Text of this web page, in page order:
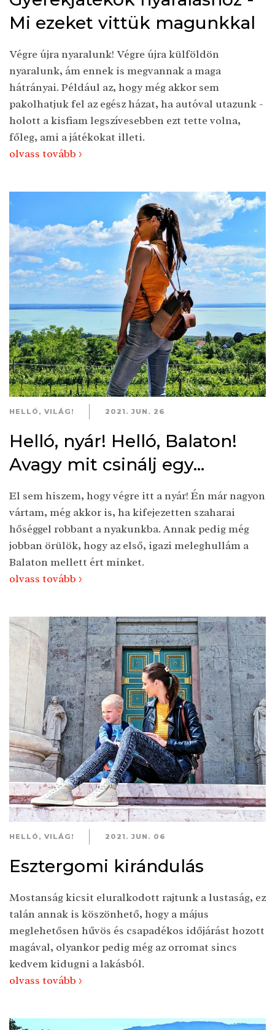
Mi ezeket vittük magunkkal
Végre újra nyaralunk! Végre újra külföldön
nyaralunk, ám ennek is megvannak a maga
hátrányai. Például az, hogy még akkor sem
pakolhatjuk fel az egész házat, ha autóval utazunk -
holott a kisfiam legszívesebben ezt tette volna,
főleg, ami a játékokat illeti.
olvass tovább >
HELLÓ, VILÁG! 2021. JUN. 26
Helló, nyár! Helló, Balaton!
Avagy mit csinálj egy...
El sem hiszem, hogy végre itt a nyár! Én már nagyon
vártam, még akkor is, ha kifejezetten szaharai
hőséggel robbant a nyakunkba. Annak pedig még
jobban örülök, hogy az első, igazi meleghullám a
Balaton mellett ért minket.
olvass tovább >
HELLÓ, VILÁG! 2021. JUN. 06
Esztergomi kirándulás
Mostanság kicsit eluralkodott rajtunk a lustaság, ez
talán annak is köszönhető, hogy a május
meglehetősen hűvös és csapadékos időjárást hozott
magával, olyankor pedig még az orromat sincs
kedvem kidugni a lakásból.
olvass tovább >